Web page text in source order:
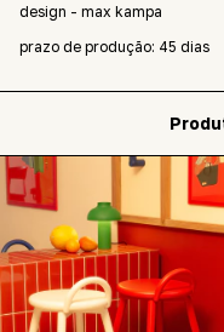
design - max kampa
prazo de produção: 45 dias